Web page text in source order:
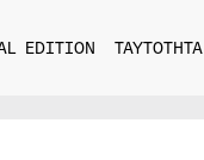
EDITION ΤΑΥΤΟΤΗΤΑ